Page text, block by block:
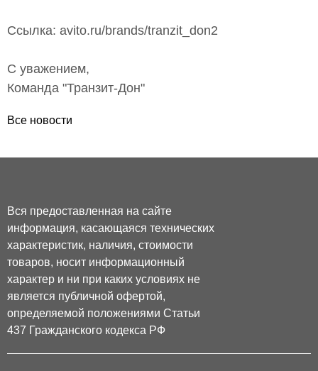
Ссылка: avito.ru/brands/tranzit_don2
С уважением,
Команда "Транзит-Дон"
Все новости
Вся предоставленная на сайте
информация, касающаяся технических
характеристик, наличия, стоимости
товаров, носит информационный
характер и ни при каких условиях не
является публичной офертой,
определяемой положениями Статьи
437 Гражданского кодекса РФ